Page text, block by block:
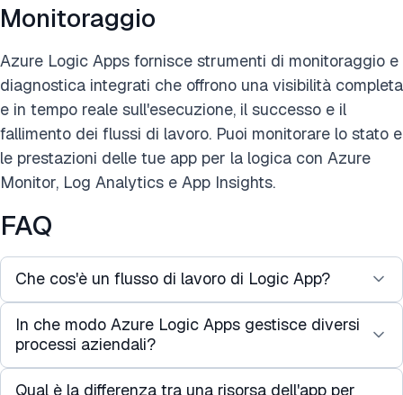
Monitoraggio
Azure Logic Apps fornisce strumenti di monitoraggio e
diagnostica integrati che offrono una visibilità completa
e in tempo reale sull'esecuzione, il successo e il
fallimento dei flussi di lavoro. Puoi monitorare lo stato e
le prestazioni delle tue app per la logica con Azure
Monitor, Log Analytics e App Insights.
FAQ
Che cos'è un flusso di lavoro di Logic App?
Un flusso di lavoro di Logic App è una serie di
passaggi automatizzati attivati da un evento, che
In che modo Azure Logic Apps gestisce diversi
processi aziendali?
Qual è la differenza tra una risorsa dell'app per